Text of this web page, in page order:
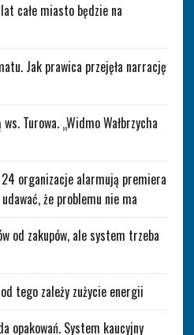
całe miasto będzie na
Jak prawica przejęła narrację
Turowa. „Widmo Wałbrzycha
24 organizacje alarmują premiera
że problemu nie ma
od zakupów, ale system trzeba
tego zależy zużycie energii
opakowań. System kaucyjny